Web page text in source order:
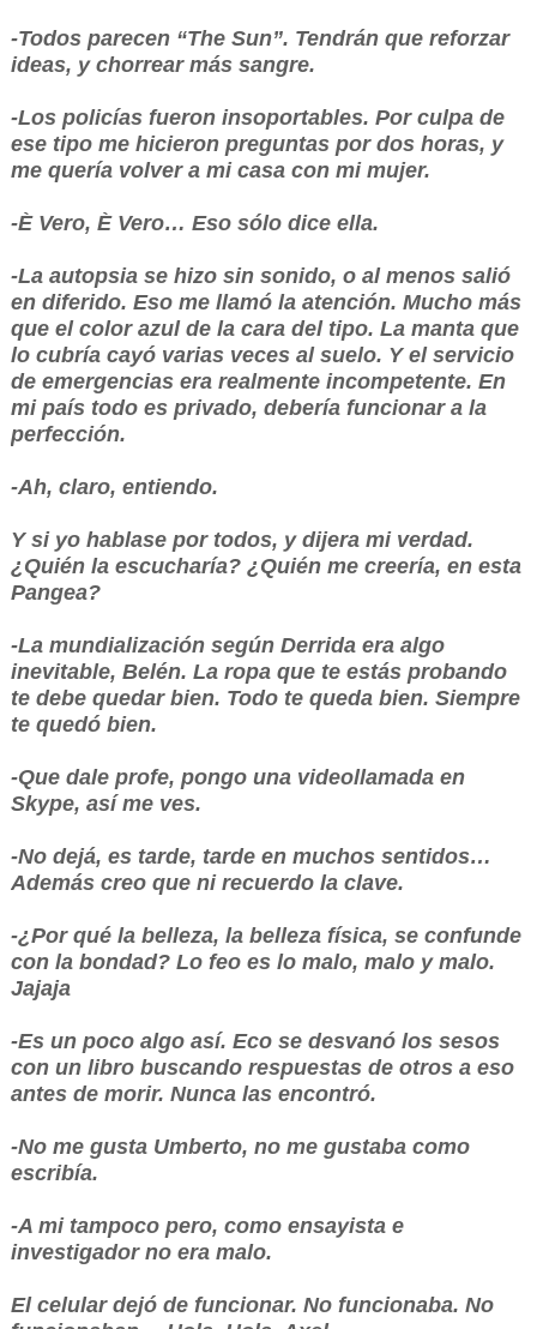
-Todos parecen “The Sun”. Tendrán que reforzar
ideas, y chorrear más sangre.
-Los policías fueron insoportables. Por culpa de
ese tipo me hicieron preguntas por dos horas, y
me quería volver a mi casa con mi mujer.
-È Vero, È Vero… Eso sólo dice ella.
-La autopsia se hizo sin sonido, o al menos salió
en diferido. Eso me llamó la atención. Mucho más
que el color azul de la cara del tipo. La manta que
lo cubría cayó varias veces al suelo. Y el servicio
de emergencias era realmente incompetente. En
mi país todo es privado, debería funcionar a la
perfección.
-Ah, claro, entiendo.
Y si yo hablase por todos, y dijera mi verdad.
¿Quién la escucharía? ¿Quién me creería, en esta
Pangea?
-La mundialización según Derrida era algo
inevitable, Belén. La ropa que te estás probando
te debe quedar bien. Todo te queda bien. Siempre
te quedó bien.
-Que dale profe, pongo una videollamada en
Skype, así me ves.
-No dejá, es tarde, tarde en muchos sentidos…
Además creo que ni recuerdo la clave.
-¿Por qué la belleza, la belleza física, se confunde
con la bondad? Lo feo es lo malo, malo y malo.
Jajaja
-Es un poco algo así. Eco se desvanó los sesos
con un libro buscando respuestas de otros a eso
antes de morir. Nunca las encontró.
-No me gusta Umberto, no me gustaba como
escribía.
-A mi tampoco pero, como ensayista e
investigador no era malo.
El celular dejó de funcionar. No funcionaba. No